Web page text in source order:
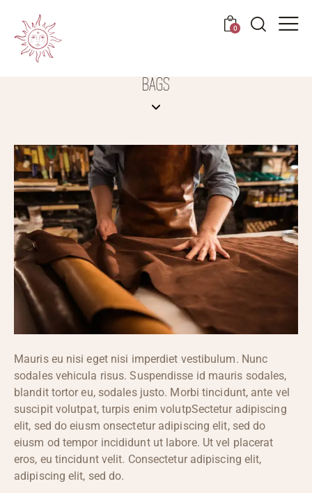
0
BAGS
Mauris eu nisi eget nisi imperdiet vestibulum. Nunc
sodales vehicula risus. Suspendisse id mauris sodales,
blandit tortor eu, sodales justo. Morbi tincidunt, ante vel
suscipit volutpat, turpis enim volutpSectetur adipiscing
elit, sed do eiusm onsectetur adipiscing elit, sed do
eiusm od tempor incididunt ut labore. Ut vel placerat
eros, eu tincidunt velit. Consectetur adipiscing elit,
adipiscing elit, sed do.